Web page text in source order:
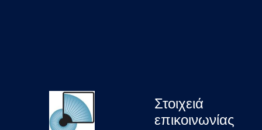
Στοιχειά
επικοινωνίας